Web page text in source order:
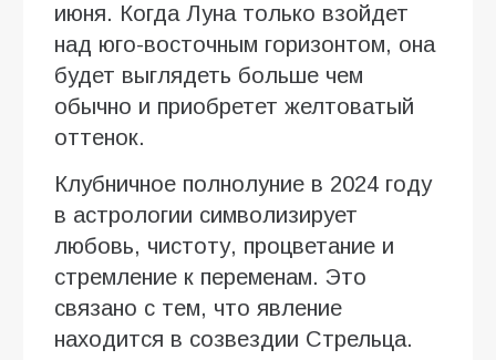
июня. Когда Луна только взойдет
над юго-восточным горизонтом, она
будет выглядеть больше чем
обычно и приобретет желтоватый
оттенок.
Клубничное полнолуние в 2024 году
в астрологии символизирует
любовь, чистоту, процветание и
стремление к переменам. Это
связано с тем, что явление
находится в созвездии Стрельца.